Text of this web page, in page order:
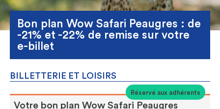
Bon plan Wow Safari Peaugres : de
-21% et -22% de remise sur votre
e-billet
BILLETTERIE ET LOISIRS
Réservé aux adhérents
Votre bon plan Wow Safari Peaugres